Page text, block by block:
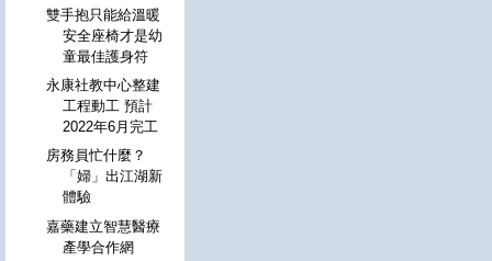
雙手抱只能給溫暖
安全座椅才是幼
童最佳護身符
永康社教中心整建
工程動工 預計
2022年6月完工
房務員忙什麼？
「婦」出江湖新
體驗
嘉藥建立智慧醫療
產學合作網